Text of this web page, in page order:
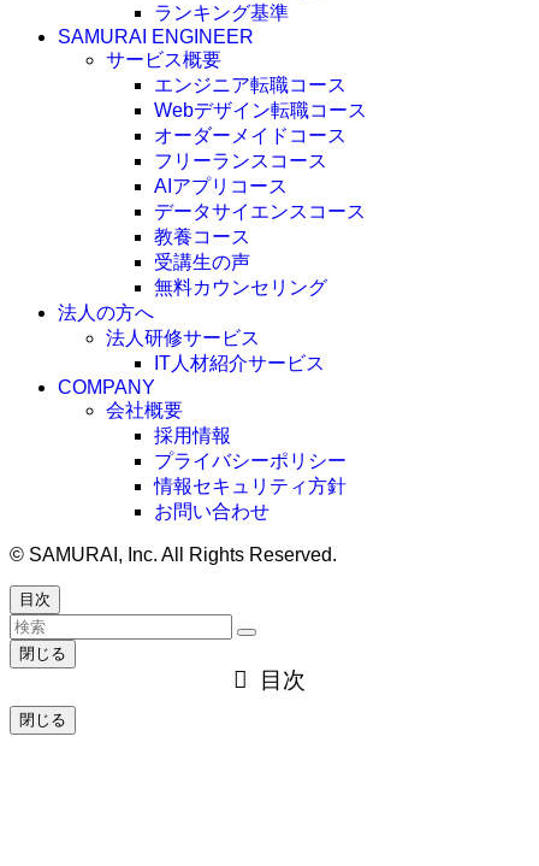
ランキング基準
SAMURAI ENGINEER
サービス概要
エンジニア転職コース
Webデザイン転職コース
オーダーメイドコース
フリーランスコース
AIアプリコース
データサイエンスコース
教養コース
受講生の声
無料カウンセリング
法人の方へ
法人研修サービス
IT人材紹介サービス
COMPANY
会社概要
採用情報
プライバシーポリシー
情報セキュリティ方針
お問い合わせ
© SAMURAI, Inc. All Rights Reserved.
目次
閉じる
目次
閉じる